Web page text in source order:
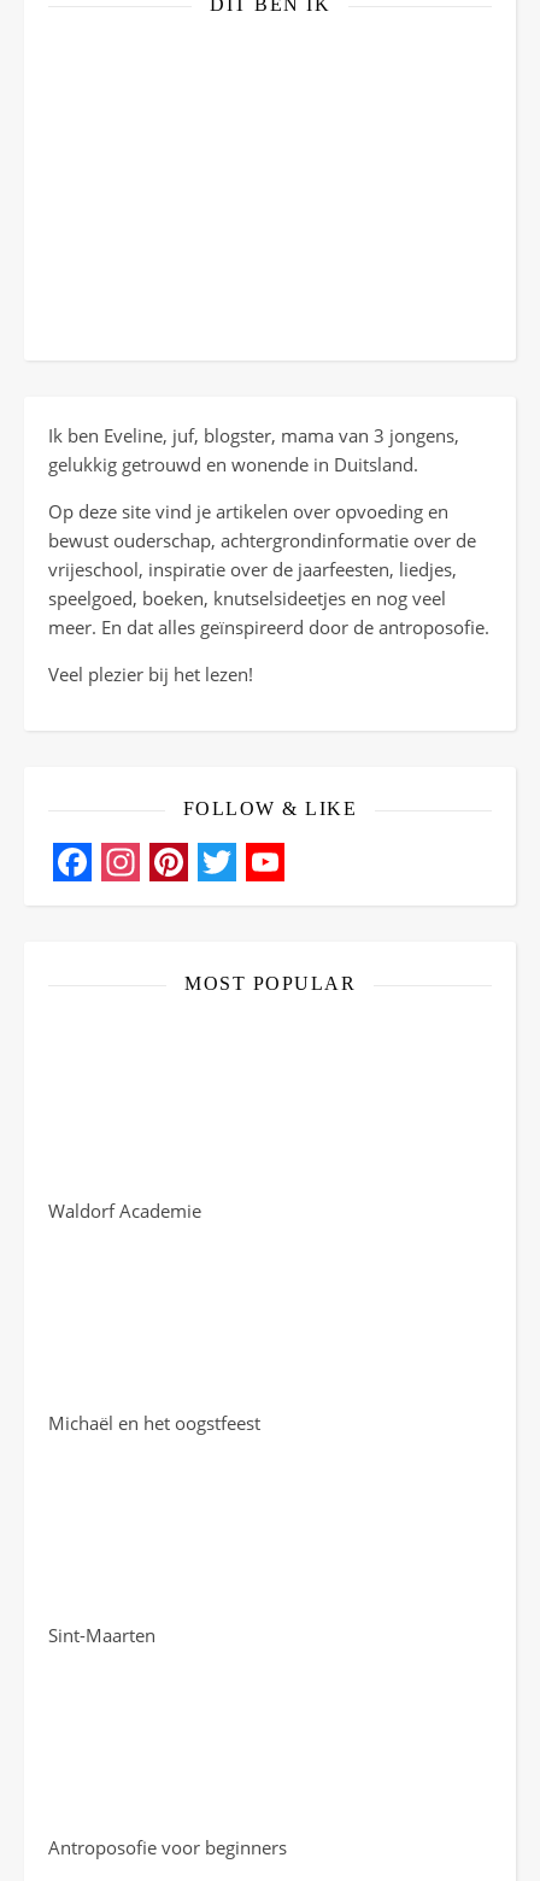
DIT BEN IK
Ik ben Eveline, juf, blogster, mama van 3 jongens,
gelukkig getrouwd en wonende in Duitsland.
Op deze site vind je artikelen over opvoeding en
bewust ouderschap, achtergrondinformatie over de
vrijeschool, inspiratie over de jaarfeesten, liedjes,
speelgoed, boeken, knutselsideetjes en nog veel
meer. En dat alles geïnspireerd door de antroposofie.
Veel plezier bij het lezen!
FOLLOW & LIKE
Facebook
Instagram
Pinterest
Twitter
YouTube
MOST POPULAR
Waldorf Academie
Michaël en het oogstfeest
Sint-Maarten
Antroposofie voor beginners